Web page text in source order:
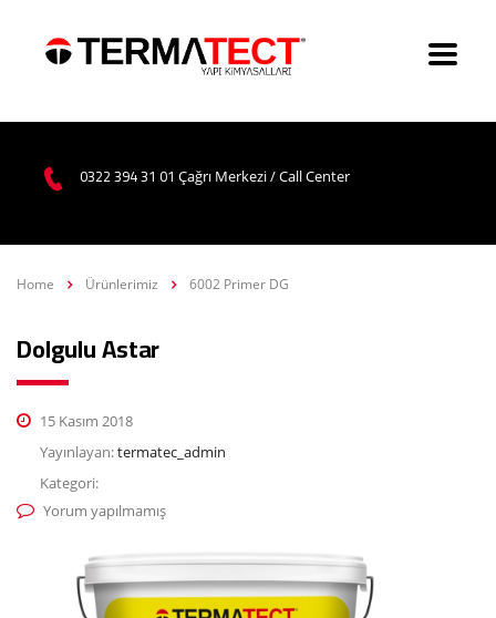
0322 394 31 01 Çağrı Merkezi / Call Center
Home Ürünlerimiz 6002 Primer DG
Dolgulu Astar
15 Kasım 2018
Yayınlayan:termatec_admin
Kategori:
Yorum yapılmamış